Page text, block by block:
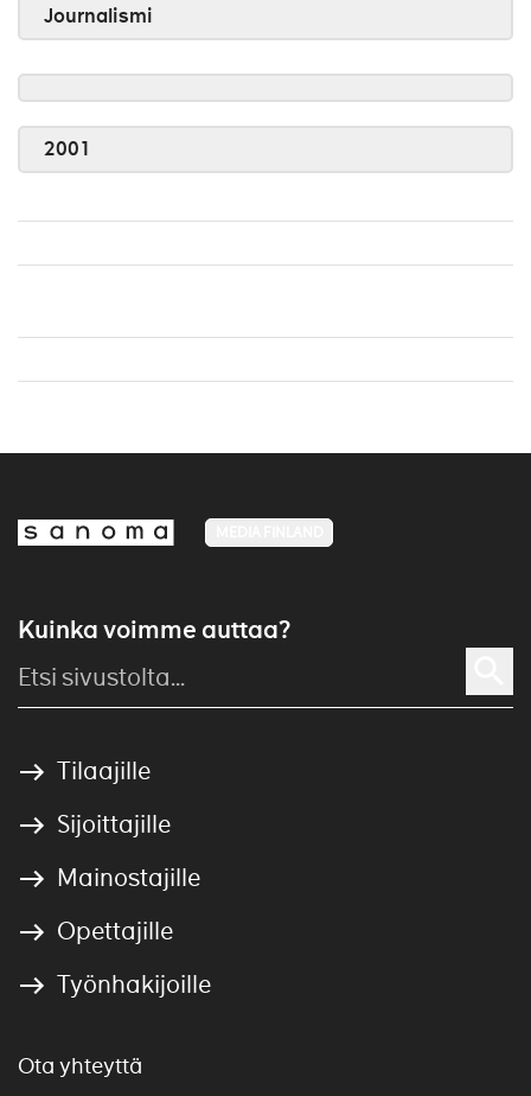
Journalismi
2001
Kuinka voimme auttaa?
Tilaajille
Sijoittajille
Mainostajille
Opettajille
Työnhakijoille
Ota yhteyttä